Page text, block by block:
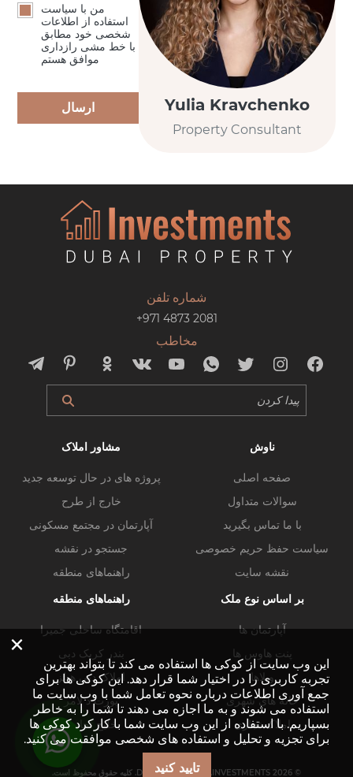
Yulia Kravchenko
Property Consultant
من با سیاست
استفاده از اطلاعات
شخصی خود مطابق
با خط مشی رازداری
موافق هستم
ارسال
شماره تلفن
+971 4873 2081
مخاطب
ناوش
صفحه اصلی
سوالات متداول
با ما تماس بگیرید
سیاست حفظ حریم خصوصی
نقشه سایت
مشاور املاک
پروژه های در حال توسعه جدید
خارج از طرح
آپارتمان در مجتمع مسکونی
جستجو در نقشه
راهنماهای منطقه
بر اساس نوع ملک
آپارتمان ها
پنت هاوس ها
ویلاها
خانه های شهری
املاک تجاری
راهنماهای منطقه
اقامتگاه ساحلی جمیرا
بندر کریک دبی
املاک دبی هیلز
پورت د لامر
خلیج تجاری
© DUBAI-PROPERTY.INVESTMENTS 2026. کلیه حقوق محفوظ است.
×
این وب سایت از کوکی ها استفاده می کند تا بتواند بهترین
تجربه کاربری را در اختیار شما قرار دهد. این کوکی ها برای
جمع آوری اطلاعات درباره نحوه تعامل شما با وب سایت ما
استفاده می شوند و به ما اجازه می دهند تا شما را به خاطر
بسپاریم. با استفاده از این وب سایت شما با کارکرد کوکی ها
برای تجزیه و تحلیل و استفاده های شخصی موافقت می کنید.
تایید کنید